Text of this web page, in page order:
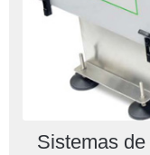
Sistemas